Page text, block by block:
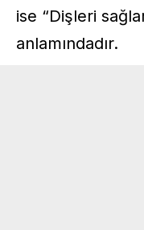
ise “Dişleri
anlamındadır.